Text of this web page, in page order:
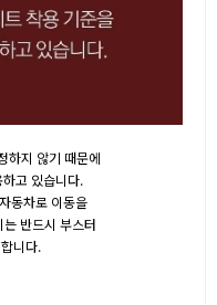
하지 않기 때문에
고 있습니다.
동차로 이동을
반드시 부스터
니다.